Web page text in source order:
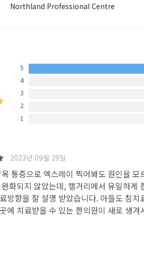
Northland Professional Centre
5
4
3
2
1
2023년 09월 29일
통증으로 엑스레이 찍어봐도 원인을
화되지 않았는데, 캘거리에서 유일하
방향을 잘 설명 받았습니다. 아들도 침
에 치료받을 수 있는 한의원이 새로 생겨